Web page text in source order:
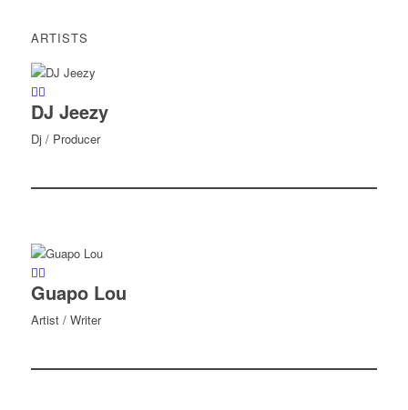
ARTISTS
DJ Jeezy
Dj / Producer
Guapo Lou
Artist / Writer